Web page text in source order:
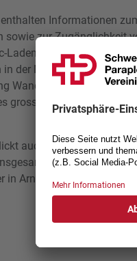
Informationen
sowie zur Zugänglichkeit
Lademöglichkeiten. So
der Natur bewegen.
Wanderferien mit dem
grossartige
auch auf eine
fünf Mal an den
in Arnheim, Niederlande,